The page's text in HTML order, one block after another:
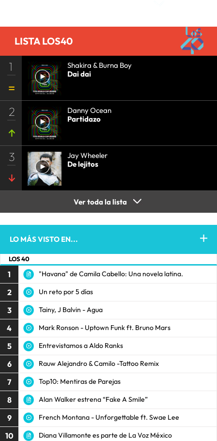
LISTA LOS40
1
Shakira & Burna Boy
Dai dai
2
Danny Ocean
Partidazo
3
Jay Wheeler
De lejitos
Ver toda la lista
LO MÁS VISTO EN...
LOS 40
1 "Havana" de Camila Cabello: Una novela latina.
2 Un reto por 5 días
3 Tainy, J Balvin - Agua
4 Mark Ronson - Uptown Funk ft. Bruno Mars
5 Entrevistamos a Aldo Ranks
6 Rauw Alejandro & Camilo -Tattoo Remix
7 Top10: Mentiras de Parejas
8 Alan Walker estrena “Fake A Smile”
9 French Montana - Unforgettable ft. Swae Lee
10 Diana Villamonte es parte de La Voz México